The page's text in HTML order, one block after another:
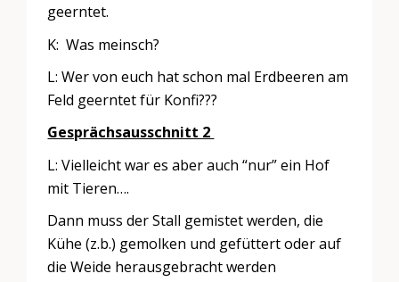
geerntet.
K: Was meinsch?
L: Wer von euch hat schon mal Erdbeeren am
Feld geerntet für Konfi???
Gesprächsausschnitt 2
L: Vielleicht war es aber auch “nur” ein Hof
mit Tieren….
Dann muss der Stall gemistet werden, die
Kühe (z.b.) gemolken und gefüttert oder auf
die Weide herausgebracht werden